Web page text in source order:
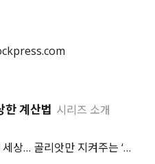
한 계산법 시리즈 소개
[액션] 다윗이 사라진 세상… 골리앗만 지켜주는 ‘올인소송법’